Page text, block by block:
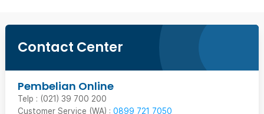
Contact Center
Pembelian Online
Telp : (021) 39 700 200
Customer Service (WA) : 0899 721 7050